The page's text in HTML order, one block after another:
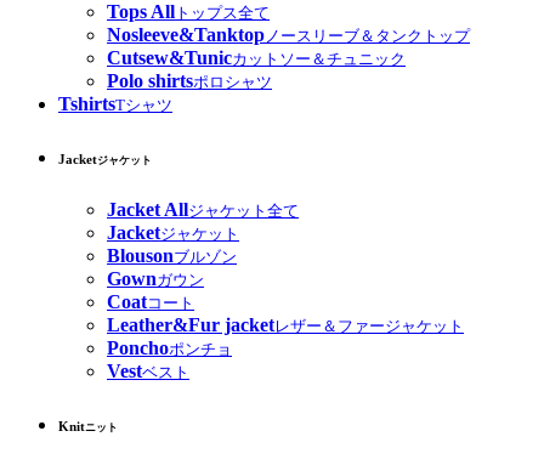
Tops All トップス全て
Nosleeve&Tanktopノースリーブ＆タンクトップ
Cutsew&Tunicカットソー＆チュニック
Polo shirtsポロシャツ
TshirtsTシャツ
Jacketジャケット
Jacket Allジャケット全て
Jacketジャケット
Blousonブルゾン
Gownガウン
Coatコート
Leather&Fur jacketレザー＆ファージャケット
Ponchoポンチョ
Vestベスト
Knitニット